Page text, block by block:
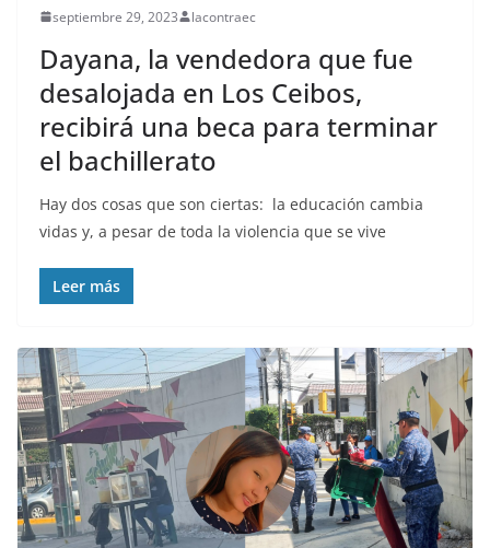
septiembre 29, 2023 lacontraec
Dayana, la vendedora que fue
desalojada en Los Ceibos,
recibirá una beca para terminar
el bachillerato
Hay dos cosas que son ciertas: la educación cambia
vidas y, a pesar de toda la violencia que se vive
Leer más